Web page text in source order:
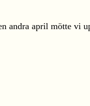
andra april mötte